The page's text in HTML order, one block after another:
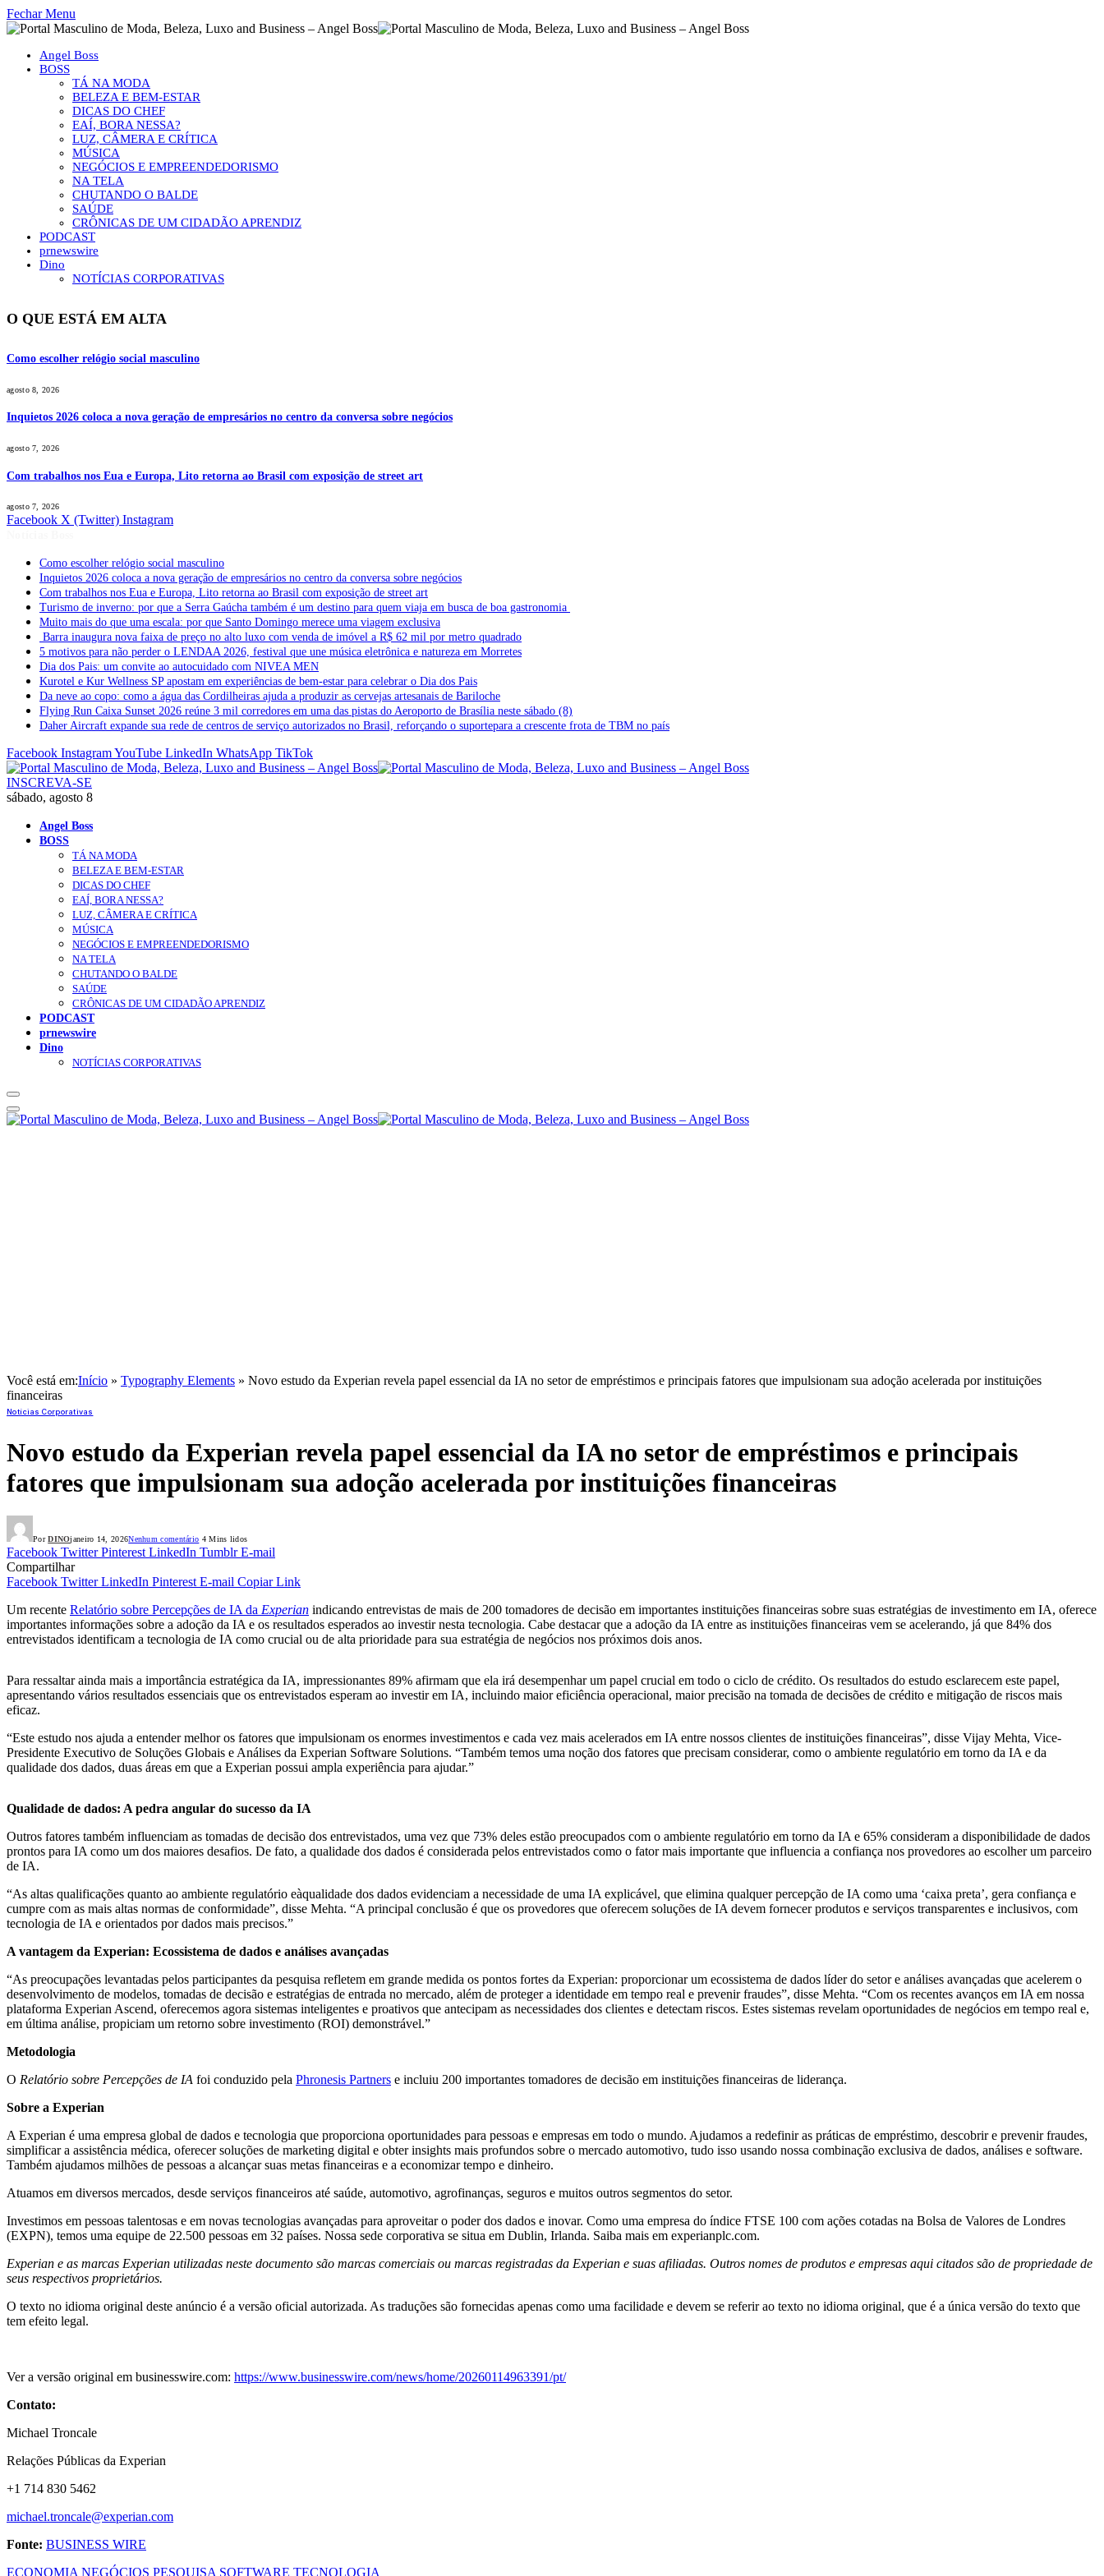
Fechar Menu
Angel Boss
BOSS
TÁ NA MODA
BELEZA E BEM-ESTAR
DICAS DO CHEF
EAÍ, BORA NESSA?
LUZ, CÂMERA E CRÍTICA
MÚSICA
NEGÓCIOS E EMPREENDEDORISMO
NA TELA
CHUTANDO O BALDE
SAÚDE
CRÔNICAS DE UM CIDADÃO APRENDIZ
PODCAST
prnewswire
Dino
NOTÍCIAS CORPORATIVAS
O QUE ESTÁ EM ALTA
Como escolher relógio social masculino
agosto 8, 2026
Inquietos 2026 coloca a nova geração de empresários no centro da conversa sobre negócios
agosto 7, 2026
Com trabalhos nos Eua e Europa, Lito retorna ao Brasil com exposição de street art
agosto 7, 2026
Facebook X (Twitter) Instagram
Como escolher relógio social masculino
Inquietos 2026 coloca a nova geração de empresários no centro da conversa sobre negócios
Com trabalhos nos Eua e Europa, Lito retorna ao Brasil com exposição de street art
Turismo de inverno: por que a Serra Gaúcha também é um destino para quem viaja em busca de boa gastronomia
Muito mais do que uma escala: por que Santo Domingo merece uma viagem exclusiva
Barra inaugura nova faixa de preço no alto luxo com venda de imóvel a R$ 62 mil por metro quadrado
5 motivos para não perder o LENDAA 2026, festival que une música eletrônica e natureza em Morretes
Dia dos Pais: um convite ao autocuidado com NIVEA MEN
Kurotel e Kur Wellness SP apostam em experiências de bem-estar para celebrar o Dia dos Pais
Da neve ao copo: como a água das Cordilheiras ajuda a produzir as cervejas artesanais de Bariloche
Flying Run Caixa Sunset 2026 reúne 3 mil corredores em uma das pistas do Aeroporto de Brasília neste sábado (8)
Daher Aircraft expande sua rede de centros de serviço autorizados no Brasil, reforçando o suportepara a crescente frota de TBM no país
Facebook InstagramYouTube LinkedIn WhatsApp TikTok
INSCREVA-SE
sábado, agosto 8
Angel Boss
BOSS
TÁ NA MODA
BELEZA E BEM-ESTAR
DICAS DO CHEF
EAÍ, BORA NESSA?
LUZ, CÂMERA E CRÍTICA
MÚSICA
NEGÓCIOS E EMPREENDEDORISMO
NA TELA
CHUTANDO O BALDE
SAÚDE
CRÔNICAS DE UM CIDADÃO APRENDIZ
PODCAST
prnewswire
Dino
NOTÍCIAS CORPORATIVAS
Você está em:Início » Typography Elements » Novo estudo da Experian revela papel essencial da IA ​​no setor de empréstimos e principais fatores que impulsionam sua adoção acelerada por instituições
financeiras
Notícias Corporativas
Novo estudo da Experian revela papel essencial da IA ​​no setor de empréstimos e principais
fatores que impulsionam sua adoção acelerada por instituições financeiras
Por DINOjaneiro 14, 2026Nenhum comentário 4 Mins lidos
Facebook Twitter Pinterest LinkedIn Tumblr E-mail
Compartilhar
Facebook Twitter LinkedIn Pinterest E-mail Copiar Link
Um recente Relatório sobre Percepções de IA da Experian indicando entrevistas de mais de 200 tomadores de decisão em importantes instituições financeiras sobre suas estratégias de investimento em IA, oferece
importantes informações sobre a adoção da IA ​​e os resultados esperados ao investir nesta tecnologia. Cabe destacar que a adoção da IA ​​entre as instituições financeiras vem se acelerando, já que 84% dos
entrevistados identificam a tecnologia de IA como crucial ou de alta prioridade para sua estratégia de negócios nos próximos dois anos.
Para ressaltar ainda mais a importância estratégica da IA, impressionantes 89% afirmam que ela irá desempenhar um papel crucial em todo o ciclo de crédito. Os resultados do estudo esclarecem este papel,
apresentando vários resultados essenciais que os entrevistados esperam ao investir em IA, incluindo maior eficiência operacional, maior precisão na tomada de decisões de crédito e mitigação de riscos mais
eficaz.
“Este estudo nos ajuda a entender melhor os fatores que impulsionam os enormes investimentos e cada vez mais acelerados em IA entre nossos clientes de instituições financeiras”, disse Vijay Mehta, Vice-
Presidente Executivo de Soluções Globais e Análises da Experian Software Solutions. “Também temos uma noção dos fatores que precisam considerar, como o ambiente regulatório em torno da IA ​​e da
qualidade dos dados, duas áreas em que a Experian possui ampla experiência para ajudar.”
Qualidade de dados: A pedra angular do sucesso da IA
Outros fatores também influenciam as tomadas de decisão dos entrevistados, uma vez que 73% deles estão preocupados com o ambiente regulatório em torno da IA ​​e 65% consideram a disponibilidade de dados
prontos para IA como um dos maiores desafios. De fato, a qualidade dos dados é considerada pelos entrevistados como o fator mais importante que influencia a confiança nos provedores ao escolher um parceiro
de IA.
“As altas qualificações quanto ao ambiente regulatório eàqualidade dos dados evidenciam a necessidade de uma IA explicável, que elimina qualquer percepção de IA como uma ‘caixa preta’, gera confiança e
cumpre com as mais altas normas de conformidade”, disse Mehta. “A principal conclusão é que os provedores que oferecem soluções de IA devem fornecer produtos e serviços transparentes e inclusivos, com
tecnologia de IA e orientados por dados mais precisos.”
A vantagem da Experian: Ecossistema de dados e análises avançadas
“As preocupações levantadas pelos participantes da pesquisa refletem em grande medida os pontos fortes da Experian: proporcionar um ecossistema de dados líder do setor e análises avançadas que acelerem o
desenvolvimento de modelos, tomadas de decisão e estratégias de entrada no mercado, além de proteger a identidade em tempo real e prevenir fraudes”, disse Mehta. “Com os recentes avanços em IA em nossa
plataforma Experian Ascend, oferecemos agora sistemas inteligentes e proativos que antecipam as necessidades dos clientes e detectam riscos. Estes sistemas revelam oportunidades de negócios em tempo real e,
em última análise, propiciam um retorno sobre investimento (ROI) demonstrável.”
Metodologia
O Relatório sobre Percepções de IA foi conduzido pela Phronesis Partners e incluiu 200 importantes tomadores de decisão em instituições financeiras de liderança.
Sobre a Experian
A Experian é uma empresa global de dados e tecnologia que proporciona oportunidades para pessoas e empresas em todo o mundo. Ajudamos a redefinir as práticas de empréstimo, descobrir e prevenir fraudes,
simplificar a assistência médica, oferecer soluções de marketing digital e obter insights mais profundos sobre o mercado automotivo, tudo isso usando nossa combinação exclusiva de dados, análises e software.
Também ajudamos milhões de pessoas a alcançar suas metas financeiras e a economizar tempo e dinheiro.
Atuamos em diversos mercados, desde serviços financeiros até saúde, automotivo, agrofinanças, seguros e muitos outros segmentos do setor.
Investimos em pessoas talentosas e em novas tecnologias avançadas para aproveitar o poder dos dados e inovar. Como uma empresa do índice FTSE 100 com ações cotadas na Bolsa de Valores de Londres
(EXPN), temos uma equipe de 22.500 pessoas em 32 países. Nossa sede corporativa se situa em Dublin, Irlanda. Saiba mais em experianplc.com.
Experian e as marcas Experian utilizadas neste documento são marcas comerciais ou marcas registradas da Experian e suas afiliadas. Outros nomes de produtos e empresas aqui citados são de propriedade de
seus respectivos proprietários.
O texto no idioma original deste anúncio é a versão oficial autorizada. As traduções são fornecidas apenas como uma facilidade e devem se referir ao texto no idioma original, que é a única versão do texto que
tem efeito legal.
Ver a versão original em businesswire.com: https://www.businesswire.com/news/home/20260114963391/pt/
Contato:
Michael Troncale
Relações Públicas da Experian
+1 714 830 5462
michael.troncale@experian.com
Fonte: BUSINESS WIRE
ECONOMIA NEGÓCIOS PESQUISA SOFTWARE TECNOLOGIA